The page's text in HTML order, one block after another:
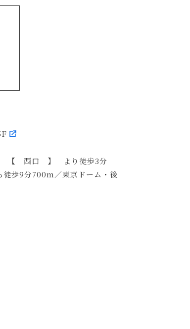
【 西口 】 より徒歩3分
歩9分700m／東京ドーム・後